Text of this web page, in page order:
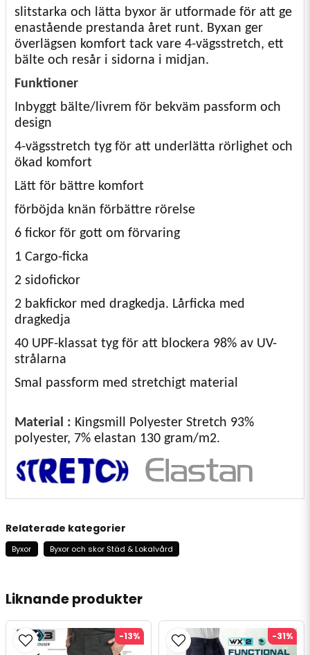
Liknande produkter
-13% -31%
slitstarka och lätta byxor är utformade för att ge
enastående prestanda året runt. Byxan ger
överlägsen komfort tack vare 4-vägsstretch, ett
bälte och resår i sidorna i midjan.
Funktioner
Inbyggt bälte/livrem för bekväm passform och
design
4-vägsstretch tyg för att underlätta rörlighet och
ökad komfort
Lätt för bättre komfort
förböjda knän förbättre rörelse
6 fickor för gott om förvaring
1 Cargo-ficka
2 sidofickor
2 bakfickor med dragkedja. Lårficka med
dragkedja
40 UPF-klassat tyg för att blockera 98% av UV-
strålarna
Smal passform med stretchigt material
Material : Kingsmill Polyester Stretch 93%
polyester, 7% elastan 130 gram/m2.
Relaterade kategorier
Byxor Byxor och skor Städ & Lokalvård